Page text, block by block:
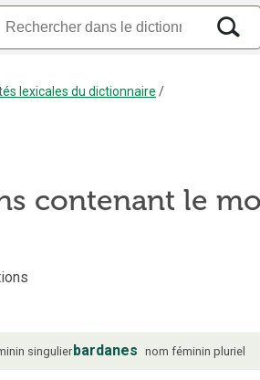
lexicales du dictionnaire /
contenant le
singulierbardanes nom féminin pluriel